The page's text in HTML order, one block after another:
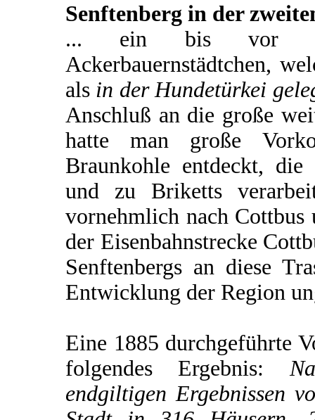
Senftenberg in der
... ein bis vor
Ackerbauernstädtchen,
als in der Hundetürkei
Anschluß an die große
hatte man große
Braunkohle entdeckt, die
und zu Briketts
vornehmlich nach
der Eisenbahnstrecke
Senftenbergs an diese
Entwicklung der Region
Eine 1885 durchgeführte
folgendes Ergebnis:
endgiltigen Ergebnissen